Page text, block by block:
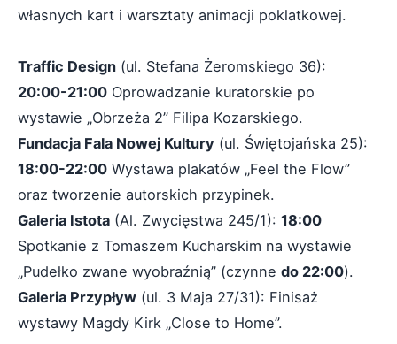
własnych kart i warsztaty animacji poklatkowej.
Traffic Design (ul. Stefana Żeromskiego 36):
20:00-21:00 Oprowadzanie kuratorskie po
wystawie „Obrzeża 2” Filipa Kozarskiego.
Fundacja Fala Nowej Kultury (ul. Świętojańska 25):
18:00-22:00 Wystawa plakatów „Feel the Flow”
oraz tworzenie autorskich przypinek.
Galeria Istota (Al. Zwycięstwa 245/1): 18:00
Spotkanie z Tomaszem Kucharskim na wystawie
„Pudełko zwane wyobraźnią” (czynne do 22:00).
Galeria Przypływ (ul. 3 Maja 27/31): Finisaż
wystawy Magdy Kirk „Close to Home”.